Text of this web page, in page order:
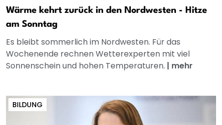
Wärme kehrt zurück in den Nordwesten - Hitze
am Sonntag
Es bleibt sommerlich im Nordwesten. Für das
Wochenende rechnen Wetterexperten mit viel
Sonnenschein und hohen Temperaturen. | mehr
BILDUNG